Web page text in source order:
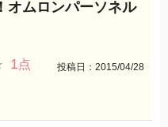
オムロンパーソネル
1点 投稿日：2015/04/28